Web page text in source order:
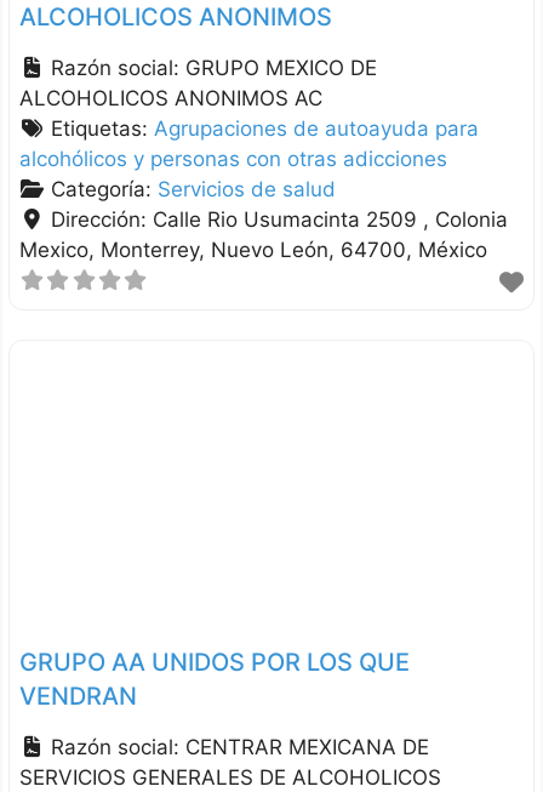
ALCOHOLICOS ANONIMOS
Razón social: GRUPO MEXICO DE
ALCOHOLICOS ANONIMOS AC
Etiquetas: Agrupaciones de autoayuda para
alcohólicos y personas con otras adicciones
Categoría: Servicios de salud
Dirección: Calle Rio Usumacinta 2509 , Colonia
Mexico Monterrey Nuevo León 64700 México
GRUPO AA UNIDOS POR LOS QUE
VENDRAN
Razón social: CENTRAR MEXICANA DE
SERVICIOS GENERALES DE ALCOHOLICOS